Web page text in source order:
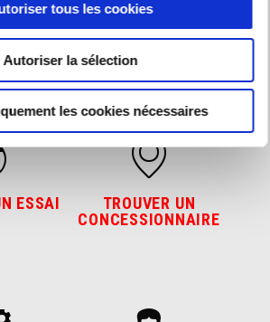
tous les cookies
Autoriser la sélection
les cookies nécessaires
à l'action
ESSAI
TROUVER UN
CONCESSIONNAIRE